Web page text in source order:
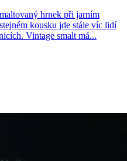
hrnek při jarním
kousku jde stále víc lidí
Vintage smalt má...